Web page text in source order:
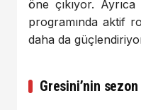
öne çıkıyor.
programında aktif
daha da
Gresini’nin